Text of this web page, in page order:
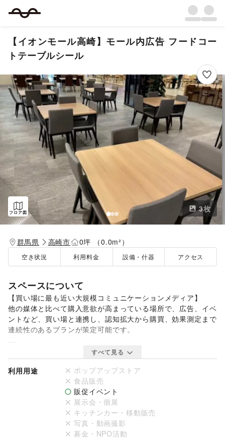
【イオンモール高崎】モール内広告 フードコー
トテーブルシール
フロア図 3枚
群馬県 高崎市 0坪 （0.0m²）
空き状況 利用料金 設備・什器 アクセス
スペースについて
【買い場に最も近い大規模コミュニケーションメディア】
他の媒体と比べて購入意欲が高まっている場所で、広告、イベ
ントなど、買い場と連携し、認知拡大から購買、効果測定まで
連続性のあるプランが策定可能です。
【モールメディア基本資料】
https://takasaki-aeonmall.com/files/pdf/183/pdf.pdf
塩ビシート(再剥離) ※マットラミネート加工
すべて見る
利用用途
ポップアップストア
食品販売
販促イベント
展示会・個展
キッチンカー・移動販売
写真・動画撮影
募金・NPO活動